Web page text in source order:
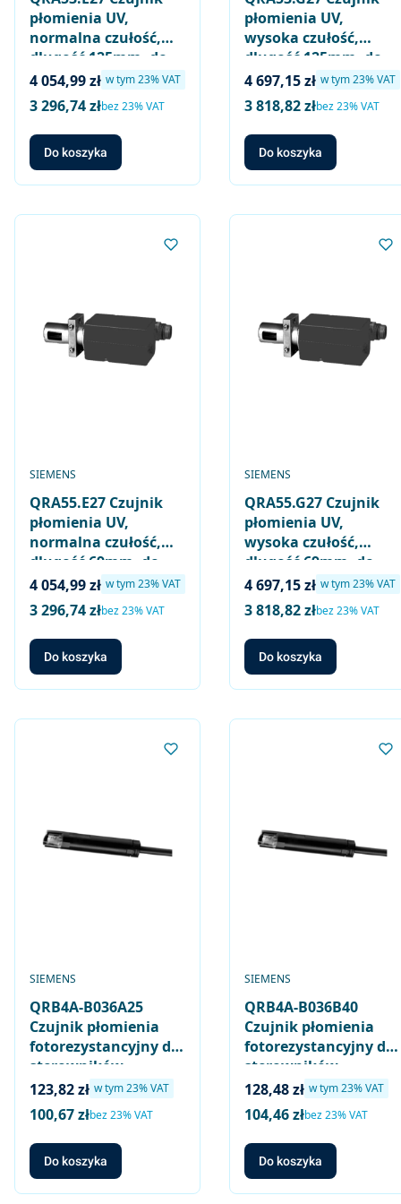
płomienia UV,
normalna czułość,
długość 125mm, do
LGK16.. LGI16..
(zastępuje
QRA53.C27)
Cena brutto
4 054,99 zł w tym %s VAT
w tym23%VAT
Cena netto
3 296,74 złbez 23% VAT
Do koszyka
płomienia UV,
wysoka czułość,
długość 125mm, do
LGK16.. LGI16..
(zastępuje
QRA53.D27)
Cena brutto
4 697,15 zł w tym %s VAT
w tym23%VAT
Cena netto
3 818,82 złbez 23% VAT
Do koszyka
QRA55.E27 Czujnik
płomienia UV,
normalna czułość,
długość 69mm, do
LGK16.. LGI16..
(zastępuje
QRA55.C27)
PRODUCENT
SIEMENS
Cena brutto
4 054,99 zł w tym %s VAT
w tym23%VAT
Cena netto
3 296,74 złbez 23% VAT
Do koszyka
QRA55.G27 Czujnik
płomienia UV,
wysoka czułość,
długość 69mm, do
LGK16.. LGI16..
(zastępuje
QRA55.D27)
PRODUCENT
SIEMENS
Cena brutto
4 697,15 zł w tym %s VAT
w tym23%VAT
Cena netto
3 818,82 złbez 23% VAT
Do koszyka
QRB4A-B036A25
Czujnik płomienia
fotorezystancyjny do
sterowników
palników olejowych
małej mocy,
normalna czułość
(czarny), długość
kabla 36cm / 25mm,
bez elementów
PRODUCENT
SIEMENS
Cena brutto
123,82 zł w tym %s VAT
w tym23%VAT
Cena netto
100,67 złbez 23% VAT
Do koszyka
QRB4A-B036B40
Czujnik płomienia
fotorezystancyjny do
sterowników
palników olejowych
małej mocy,
normalna czułość
(czarny), długość
kabla 36cm / 40mm,
bez elementów
PRODUCENT
SIEMENS
Cena brutto
128,48 zł w tym %s VAT
w tym23%VAT
Cena netto
104,46 złbez 23% VAT
Do koszyka